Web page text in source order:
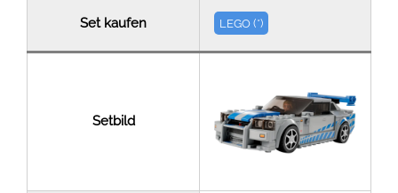
Set kaufen LEGO (*)
Setbild